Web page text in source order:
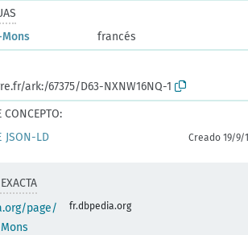
francés
ark:/67375/D63-NXNW16NQ-1
CONCEPTO:
JSON-LD Creado 19/9/
page/
fr.dbpedia.org